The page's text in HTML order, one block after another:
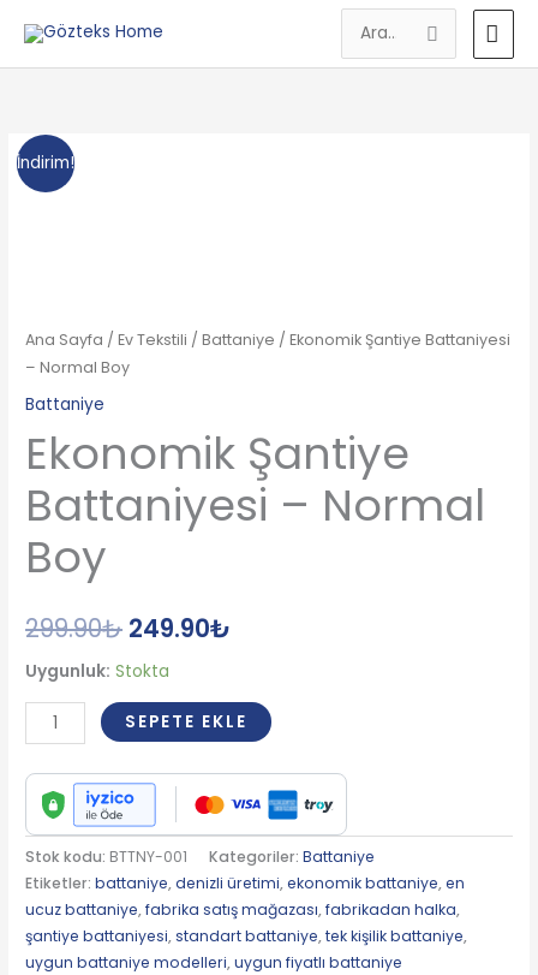
atla
ANA
Search
for:
İndirim!
Ana Sayfa /Ev Tekstili /Battaniye / Ekonomik Şantiye Battaniyesi
– Normal Boy
Battaniye
Ekonomik Şantiye
Battaniyesi – Normal
Boy
299.90₺ 249.90₺
Uygunluk: Stokta
Ekonomik
Şantiye
adet
SEPETE EKLE
Stok kodu: BTTNY-001 Kategoriler:Battaniye
Etiketler:battaniye,denizli üretimi,ekonomik battaniye,en
ucuz battaniye,fabrika satış mağazası,fabrikadan halka,
şantiye battaniyesi,standart battaniye,tek kişilik battaniye,
uygun battaniye modelleri,uygun fiyatlı battaniye